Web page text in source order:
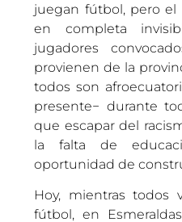
juegan fútbol, pero el
en completa
jugadores
provienen de la
todos son
presente− durante
que escapar del
la falta de
oportunidad de
Hoy, mientras todos
fútbol, en